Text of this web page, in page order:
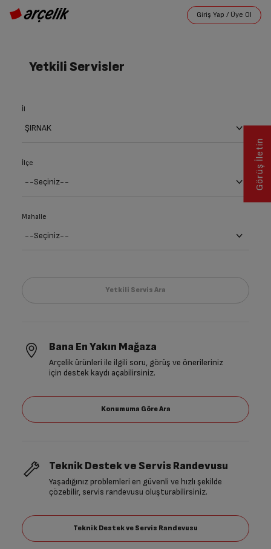
Yetkili Servisler
İl
İlçe
Mahalle
Bana En Yakın Mağaza
Arçelik ürünleri ile ilgili soru, görüş ve önerileriniz
için destek kaydı açabilirsiniz.
Teknik Destek ve Servis Randevusu
Yaşadığınız problemleri en güvenli ve hızlı şekilde
çözebilir, servis randevusu oluşturabilirsiniz.
Görüş İletin